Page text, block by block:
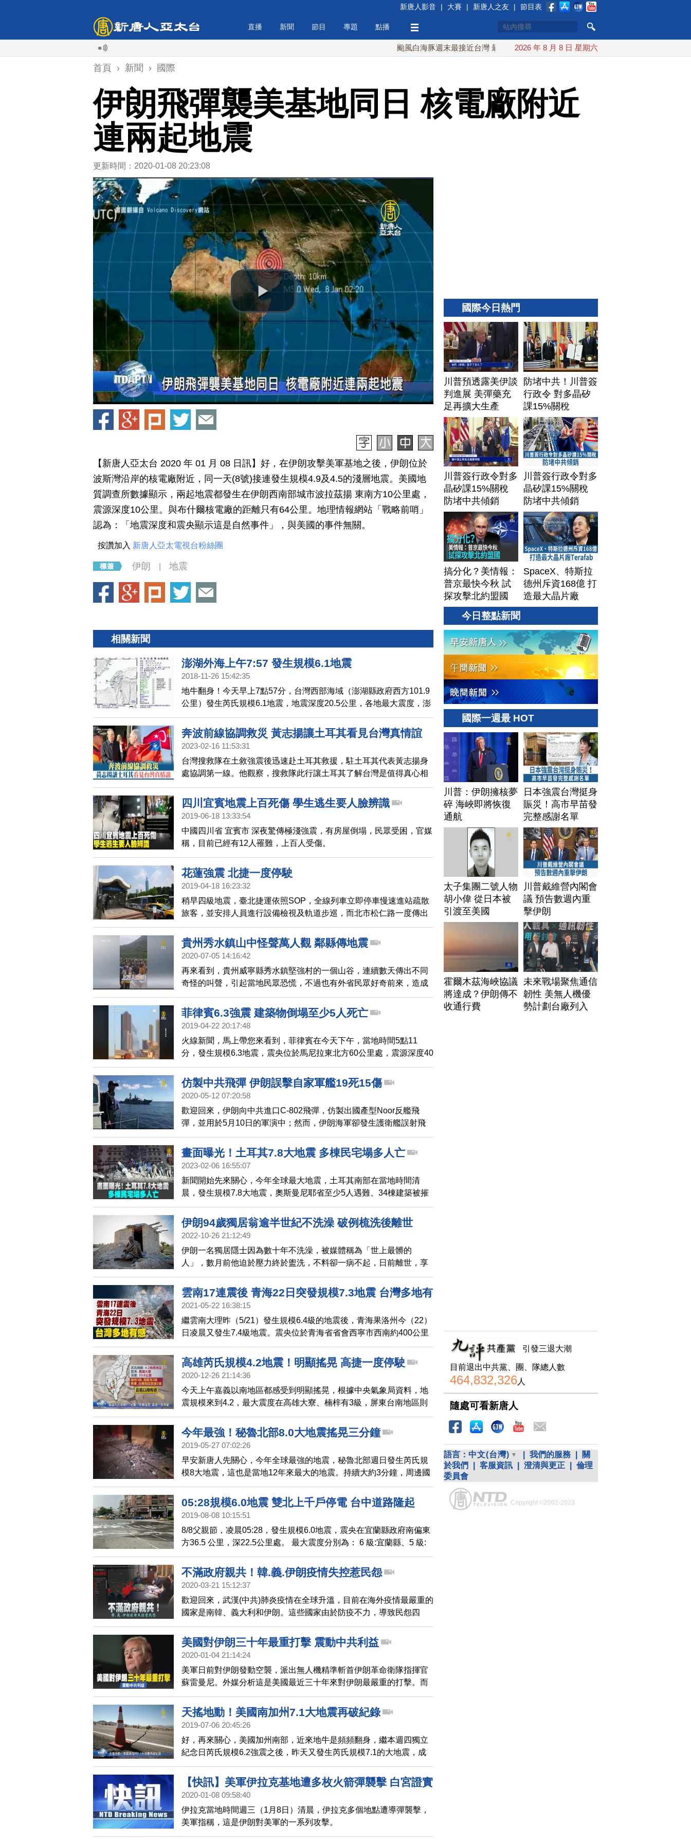
新唐人影音 | 大賽 | 新唐人之友 | 節目表
直播 新聞 節目 專題 點播
颱風白海豚週末最接近台灣 最快9日可能登陸中國 台灣漢光首結合城鎮演習 AIT連續發文
2026 年 8 月 8 日 星期六
首頁 › 新聞 › 國際
伊朗飛彈襲美基地同日 核電廠附近
連兩起地震
更新時間：2020-01-08 20:23:08
【新唐人亞太台 2020 年 01 月 08 日訊】好，在伊朗攻擊美軍基地之後，伊朗位於
波斯灣沿岸的核電廠附近，同一天(8號)接連發生規模4.9及4.5的淺層地震。美國地
質調查所數據顯示，兩起地震都發生在伊朗西南部城市波拉茲揚 東南方10公里處，
震源深度10公里。與布什爾核電廠的距離只有64公里。地理情報網站「戰略前哨」
認為：「地震深度和震央顯示這是自然事件」，與美國的事件無關。
按讚加入 新唐人亞太電視台粉絲團
伊朗 地震
相關新聞
澎湖外海上午7:57 發生規模6.1地震
2018-11-26 15:42:35
地牛翻身！今天早上7點57分，台灣西部海域（澎湖縣政府西方101.9
公里）發生芮氏規模6.1地震，地震深度20.5公里，各地最大震度，澎
湖馬公市3級；金門縣3級；雲林縣、嘉義縣、彰化縣3級；台南市、
南投縣、高雄市、台中市2級；苗栗縣、台東縣、花蓮縣、新竹縣、頻
東縣、新北市、連江縣1級。
奔波前線協調救災 黃志揚讓土耳其看見台灣真情誼
2023-02-16 11:53:31
台灣搜救隊在土敘強震後迅速赴土耳其救援，駐土耳其代表黃志揚身
處協調第一線。他觀察，搜救隊此行讓土耳其了解台灣是值得真心相
待的友人，民間反饋尤其強烈。土耳其重建之路漫漫，台灣不會缺
席。
四川宜賓地震上百死傷 學生逃生要人臉辨識
2019-06-18 13:33:54
中國四川省 宜賓市 深夜驚傳極淺強震，有房屋倒塌，民眾受困，官媒
稱，目前已經有12人罹難，上百人受傷。
花蓮強震 北捷一度停駛
2019-04-18 16:23:32
稍早四級地震，臺北捷運依照SOP，全線列車立即停車慢速進站疏散
旅客，並安排人員進行設備檢視及軌道步巡，而北市松仁路一度傳出
地面裂開的照片，後經由警方證實，只是柏油灑在地面。
貴州秀水鎮山中怪聲萬人觀 鄰縣傳地震
2020-07-05 14:16:42
再來看到，貴州威寧縣秀水鎮堅強村的一個山谷，連續數天傳出不同
奇怪的叫聲，引起當地民眾恐慌，不過也有外省民眾好奇前來，造成
萬人圍觀。
菲律賓6.3強震 建築物倒塌至少5人死亡
2019-04-22 20:17:48
火線新聞，馬上帶您來看到，菲律賓在今天下午，當地時間5點11
分，發生規模6.3地震，震央位於馬尼拉東北方60公里處，震源深度40
公里，事發當時搖晃劇烈，當地一棟大樓的頂樓水池中的水，被晃到
不斷噴灑出來，當地民眾也都紛紛逃出建築物，聚集在馬路上，目前
已知有2棟建築物在地震中倒塌，造成最少五人死亡。馬尼拉當局指，
仿製中共飛彈 伊朗誤擊自家軍艦19死15傷
2020-05-12 07:20:58
歡迎回來，伊朗向中共進口C-802飛彈，仿製出國產型Noor反艦飛
彈，並用於5月10日的軍演中；然而，伊朗海軍卻發生護衛艦誤射飛
彈，擊中自家的支援艦，造成19人死，15人受傷。
畫面曝光！土耳其7.8大地震 多棟民宅塌多人亡
2023-02-06 16:55:07
新聞開始先來關心，今年全球最大地震，土耳其南部在當地時間清
晨，發生規模7.8大地震，奧斯曼尼耶省至少5人遇難、34棟建築被摧
毀。土耳其全國至少有38人死亡，死亡人數預計還會攀升。土耳其總
統艾爾段表示，土耳其災害與應急管理局和其他單位，目前處於警戒
狀態。土耳其廣播電視公司報導，地震強烈震動卡拉曼馬拉斯省，而
急管理局說明，7.4地震發生在凌晨4點17分，並且後續還發生了規模
6.4和 6.5兩次餘震。
伊朗94歲獨居翁逾半世紀不洗澡 破例梳洗後離世
2022-10-26 21:12:49
伊朗一名獨居隱士因為數十年不洗澡，被媒體稱為「世上最髒的
人」，數月前他迫於壓力終於盥洗，不料卻一病不起，日前離世，享
耆壽94歲。
雲南17連震後 青海22日突發規模7.3地震 台灣多地有
感
2021-05-22 16:38:15
繼雲南大理昨（5/21）發生規模6.4級的地震後，青海果洛州今（22）
日凌晨又發生7.4級地震。震央位於青海省省會西寧市西南約400公里
處，震源深度10公里，屬淺層地震，西寧、蘭州、成都等地震感強
烈。台灣中央氣象局地震觀測網顯示，台灣部分西部縣市也能感受到1
級震度。
高雄芮氏規模4.2地震！明顯搖晃 高捷一度停駛
2020-12-26 21:14:36
今天上午嘉義以南地區都感受到明顯搖晃，根據中央氣象局資料，地
震規模來到4.2，最大震度在高雄大寮、楠梓有3級，屏東台南地區則
是2級，地震發生當下，高雄捷運一度暫緩停駛，至於雙鐵則是正常行
駛。
今年最強！秘魯北部8.0大地震搖晃三分鐘
2019-05-27 07:02:26
早安新唐人先關心，今年全球最強的地震，秘魯北部週日發生芮氏規
模8大地震，這也是當地12年來最大的地震。持續大約3分鐘，周邊國
家也受到波及。造成至少1人死亡；11人受傷；50所房屋被毀。
05:28規模6.0地震 雙北上千戶停電 台中道路隆起
2019-08-08 10:15:51
8/8父親節，凌晨05:28，發生規模6.0地震，震央在宜蘭縣政府南偏東
方36.5 公里，深22.5公里處。 最大震度分別為： 6 級:宜蘭縣、5 級:
宜蘭市、4級:花蓮縣、新北市、臺北市 、新竹縣、臺中市地區、3 級:
南投縣、基隆市、苗栗縣、新竹市級、彰化縣 、雲林縣 根據消防署資
訊，臺北市萬華687戶,新北市林口642戶停電；05:49臺中消防局回
斯漏氣，目前相關單位處理中
不滿政府親共！韓.義.伊朗疫情失控惹民怨
2020-03-21 15:12:37
歡迎回來，武漢(中共)肺炎疫情在全球升溫，目前在海外疫情最嚴重的
國家是南韓、義大利和伊朗。這些國家由於防疫不力，導致民怨四
起。許多民眾認為，領導人過於親中共的政策，是該國疫情擴散的主
要原因。
美國對伊朗三十年最重打擊 震動中共利益
2020-01-04 21:14:24
美軍日前對伊朗發動空襲，派出無人機精準斬首伊朗革命衛隊指揮官
蘇雷曼尼。外媒分析這是美國最近三十年來對伊朗最嚴重的打擊。而
伊朗除了是中共「一帶一路」通往歐洲的重要樞紐，更是在美國經濟
制裁之下，長期出口中國石油並交換工業產品。因此川普對伊朗的制
裁，也間接對中共造成重大打擊。
天搖地動！美國南加州7.1大地震再破紀錄
2019-07-06 20:45:26
好，再來關心，美國加州南部，近來地牛是頻頻翻身，繼本週四獨立
紀念日芮氏規模6.2強震之後，昨天又發生芮氏規模7.1的大地震，成
為南加州20年來最強震，所幸目前只有1人輕傷，財產損失也相當輕
微。
【快訊】美軍伊拉克基地遭多枚火箭彈襲擊 白宮證實
消息
2020-01-08 09:58:40
伊拉克當地時間週三（1月8日）清晨，伊拉克多個地點遭導彈襲擊，
美軍指稱，這是伊朗對美軍的一系列攻擊。
國際今日熱門
川普預透露美伊談
判進展 美彈藥充
足再擴大生產
防堵中共！川普簽
行政令 對多晶矽
課15%關稅
川普簽行政令對多
晶矽課15%關稅
防堵中共傾銷
川普簽行政令對多
晶矽課15%關稅
防堵中共傾銷
搞分化？美情報：
普京最快今秋 試
探攻擊北約盟國
SpaceX、特斯拉
德州斥資168億 打
造最大晶片廠
Terafab
今日整點新聞
國際一週最 HOT
川普：伊朗擁核夢
碎 海峽即將恢復
通航
日本強震台灣挺身
賑災！高市早苗發
完整感謝名單
太子集團二號人物
胡小偉 從日本被
引渡至美國
川普戴維營內閣會
議 預告數週內重
擊伊朗
霍爾木茲海峽協議
將達成？伊朗傳不
收通行費
未來戰場聚焦通信
韌性 美無人機優
勢計劃台廠列入
引發三退大潮
目前退出中共黨、團、隊總人數
464,832,326人
隨處可看新唐人
語言： 中文(台灣) 我們的服務
關
於我們
客服資訊 澄清與更正
倫理
委員會
Copyright ©2002-2023